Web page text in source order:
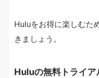
Huluをお得に楽しむた
きましょう。
Huluの無料トライア